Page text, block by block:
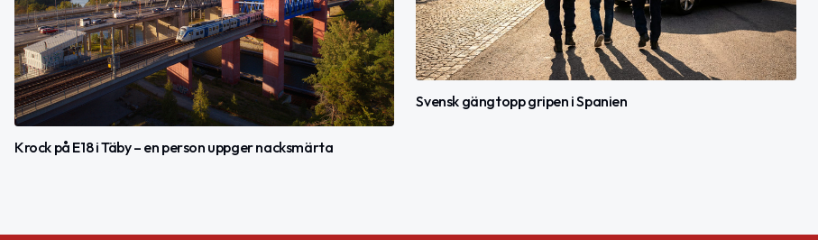
Krock på E18 i Täby – en person uppger nacksmärta
Svensk gängtopp gripen i Spanien